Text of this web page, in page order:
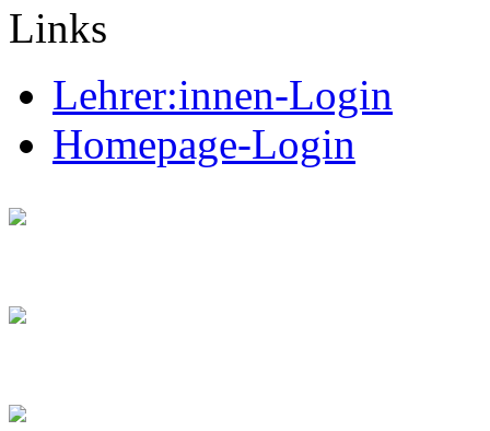
Links
Lehrer:innen-Login
Homepage-Login